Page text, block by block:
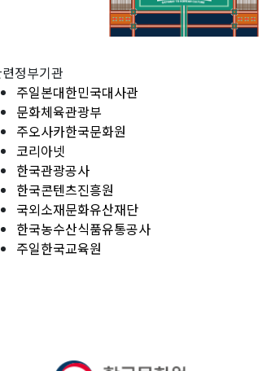
정부기관
주일본대한민국대사관
문화체육관광부
주오사카한국문화원
코리아넷
한국관광공사
한국콘텐츠진흥원
국외소재문화유산재단
한국농수산식품유통공사
주일한국교육원